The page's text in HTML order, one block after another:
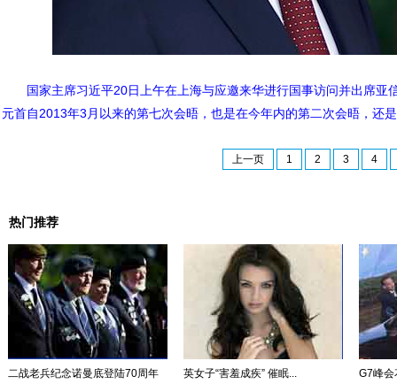
国家主席习近平20日上午在上海与应邀来华进行国事访问并出席
元首自2013年3月以来的第七次会晤，也是在今年内的第二次会晤，还
上一页 1 2 3 4
热门推荐
二战老兵纪念诺曼底登陆70周年 英女子“害羞成疾” 催眠... G7峰会